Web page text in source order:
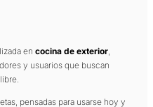
en cocina de exterior,
y usuarios que buscan
pensadas para usarse hoy y